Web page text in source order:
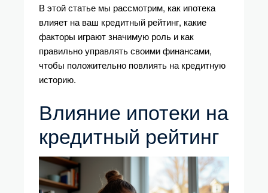
В этой статье мы рассмотрим, как ипотека
влияет на ваш кредитный рейтинг, какие
факторы играют значимую роль и как
правильно управлять своими финансами,
чтобы положительно повлиять на кредитную
историю.
Влияние ипотеки на
кредитный рейтинг